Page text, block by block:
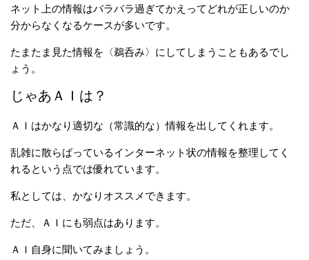
ネット上の情報はバラバラ過ぎてかえってどれが正しいのか
分からなくなるケースが多いです。
たまたま見た情報を〈鵜呑み〉にしてしまうこともあるでし
ょう。
じゃあＡＩは？
ＡＩはかなり適切な（常識的な）情報を出してくれます。
乱雑に散らばっているインターネット状の情報を整理してく
れるという点では優れています。
私としては、かなりオススメできます。
ただ、ＡＩにも弱点はあります。
ＡＩ自身に聞いてみましょう。